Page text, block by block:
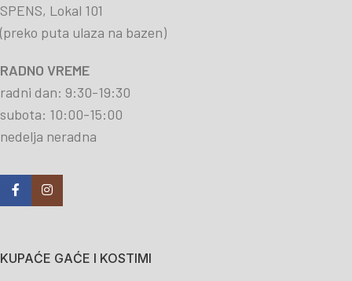
SPENS, Lokal 101
(preko puta ulaza na bazen)
RADNO VREME
radni dan: 9:30-19:30
subota: 10:00-15:00
nedelja neradna
KUPAĆE GAĆE I KOSTIMI